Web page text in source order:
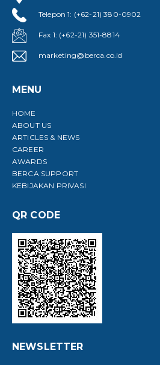
Telepon 1: (+62-21) 380-0902
Fax 1: (+62-21) 351-8814
marketing@berca.co.id
MENU
HOME
ABOUT US
ARTICLES & NEWS
CAREER
AWARDS
BERCA SUPPORT
KEBIJAKAN PRIVASI
QR CODE
NEWSLETTER